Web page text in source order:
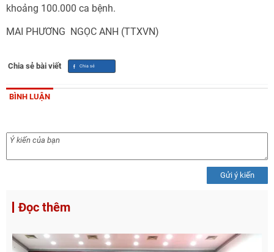
khoảng 100.000 ca bệnh.
MAI PHƯƠNG  NGỌC ANH (TTXVN)
Chia sẻ bài viết
BÌNH LUẬN
Gửi ý kiến
Đọc thêm